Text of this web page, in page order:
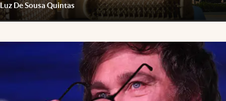
Luz De Sousa Quintas